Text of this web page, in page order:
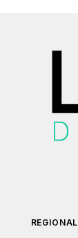
REGIONAL